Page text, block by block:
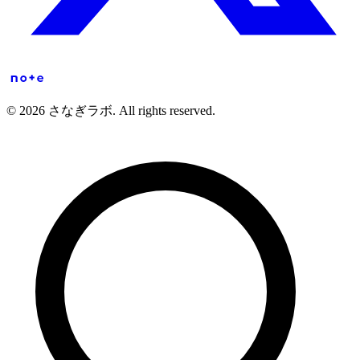
© 2026 さなぎラボ. All rights reserved.